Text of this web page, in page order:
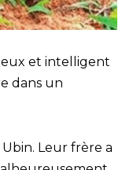
et intelligent
dans un
Leur frère a